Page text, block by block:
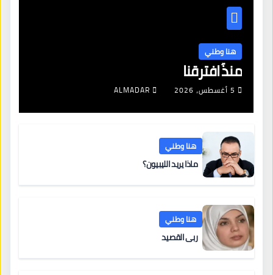
هنا وطني
منذُ افترقنا
5 أغسطس، 2026 ALMADAR
هنا وطني
ماذا يريد الليبيون؟
هنا وطني
ربى القصيد